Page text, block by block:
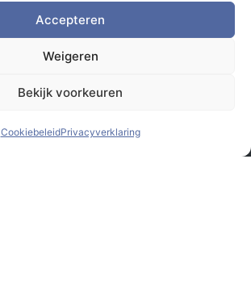
Accepteren
Weigeren
Bekijk voorkeuren
CookiebeleidPrivacyverklaring
© Monsterbox